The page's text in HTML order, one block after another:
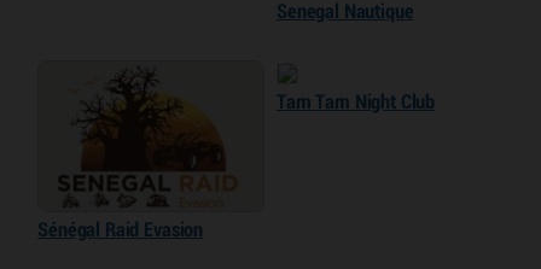
Senegal Nautique
Sénégal Raid Evasion
Tam Tam Night Club